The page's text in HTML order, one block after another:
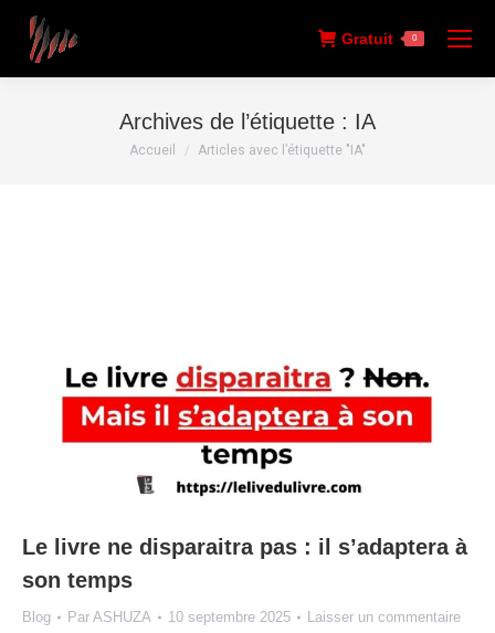
Gratuit 0
Archives de l’étiquette : IA
Vous êtes ici :
Accueil Articles avec l’étiquette "IA"
Le livre ne disparaitra pas : il s’adaptera à
son temps
Blog Par ASHUZA 10 septembre 2025 Laisser un commentaire